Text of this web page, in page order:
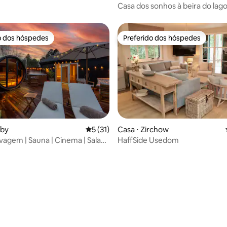
Casa dos sonhos à beira do lago
dos hóspedes
dos hóspedes
5 de uma avaliação média de 5, 31
5 (31)
| Sauna | Cinema | Sala
Preferido dos hóspedes
Preferido dos hóspedes
Casa ⋅ Zirchow
HaffSide Usedom